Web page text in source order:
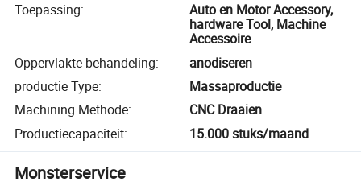
Toepassing:
Auto en Motor Accessory,
hardware Tool, Machine
Accessoire
Oppervlakte behandeling:
anodiseren
productie Type:
Massaproductie
Machining Methode:
CNC Draaien
Productiecapaciteit: 15.000 stuks/maand
Monsterservice